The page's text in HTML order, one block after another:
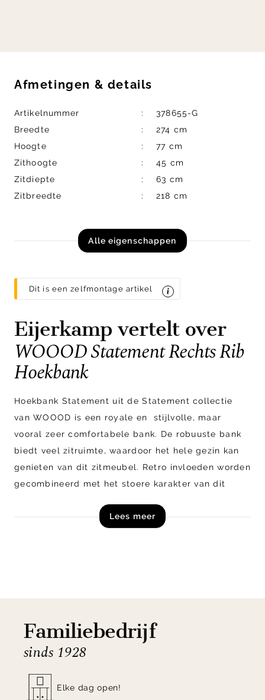
Afmetingen & details
Artikelnummer
378655-G
Breedte
274 cm
Hoogte
77 cm
Zithoogte
45 cm
Zitdiepte
63 cm
Zitbreedte
218 cm
Alle eigenschappen
Dit is een zelfmontage artikel
Eijerkamp vertelt over
WOOOD Statement Rechts Rib
Hoekbank
Hoekbank Statement uit de Statement collectie
van WOOOD is een royale en stijlvolle, maar
vooral zeer comfortabele bank. De robuuste bank
biedt veel zitruimte, waardoor het hele gezin kan
genieten van dit zitmeubel. Retro invloeden worden
gecombineerd met het stoere karakter van dit
berkenhout geven de bank ondanks de royale
afmetingen een luchtige uitstraling.
Hoekbank Statement is verkrijgbaar in een tal van
Lees meer
Familiebedrijf
sinds 1928
Elke dag open!